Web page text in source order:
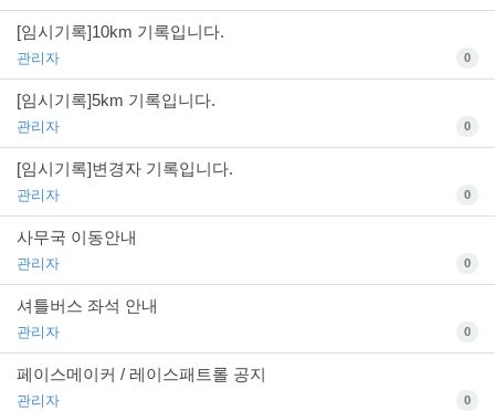
[임시기록]10km 기록입니다.
관리자 0
[임시기록]5km 기록입니다.
관리자 0
[임시기록]변경자 기록입니다.
관리자 0
사무국 이동안내
관리자 0
셔틀버스 좌석 안내
관리자 0
페이스메이커 / 레이스패트롤 공지
관리자 0